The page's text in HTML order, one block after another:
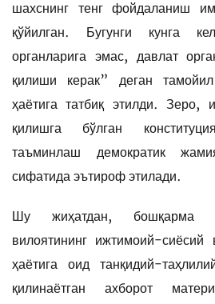
шахснинг тенг фойдаланиш
қўйилган. Бугунги кунга
органларига эмас, давлат
қилиши керак” деган
ҳаётига татбиқ этилди. Зеро,
қилишга бўлган
таъминлаш демократик
сифатида эътироф этилади.
Шу жиҳатдан, бошқарма
вилоятининг ижтимоий-сиёсий
ҳаётига оид танқидий-
қилинаётган ахборот